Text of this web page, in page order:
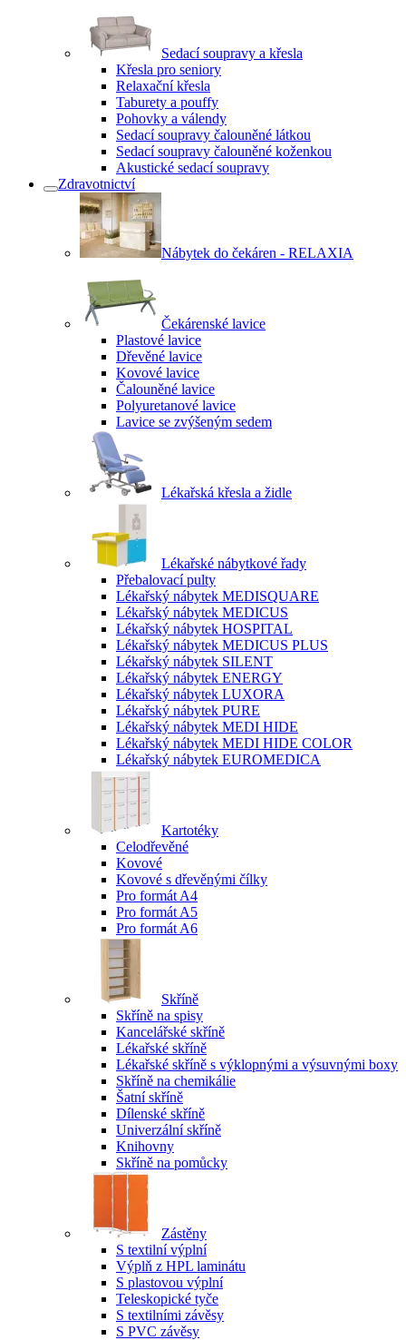
Sedací soupravy a křesla
Křesla pro seniory
Relaxační křesla
Taburety a pouffy
Pohovky a válendy
Sedací soupravy čalouněné látkou
Sedací soupravy čalouněné koženkou
Akustické sedací soupravy
Zdravotnictví
Nábytek do čekáren - RELAXIA
Čekárenské lavice
Plastové lavice
Dřevěné lavice
Kovové lavice
Čalouněné lavice
Polyuretanové lavice
Lavice se zvýšeným sedem
Lékařská křesla a židle
Lékařské nábytkové řady
Přebalovací pulty
Lékařský nábytek MEDISQUARE
Lékařský nábytek MEDICUS
Lékařský nábytek HOSPITAL
Lékařský nábytek MEDICUS PLUS
Lékařský nábytek SILENT
Lékařský nábytek ENERGY
Lékařský nábytek LUXORA
Lékařský nábytek PURE
Lékařský nábytek MEDI HIDE
Lékařský nábytek MEDI HIDE COLOR
Lékařský nábytek EUROMEDICA
Kartotéky
Celodřevěné
Kovové
Kovové s dřevěnými čílky
Pro formát A4
Pro formát A5
Pro formát A6
Skříně
Skříně na spisy
Kancelářské skříně
Lékařské skříně
Lékařské skříně s výklopnými a výsuvnými boxy
Skříně na chemikálie
Šatní skříně
Dílenské skříně
Univerzální skříně
Knihovny
Skříně na pomůcky
Zástěny
S textilní výplní
Výplň z HPL laminátu
S plastovou výplní
Teleskopické tyče
S textilními závěsy
S PVC závěsy